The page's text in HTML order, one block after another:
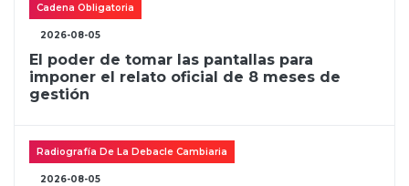
Cadena Obligatoria
2026-08-05
El poder de tomar las pantallas para
imponer el relato oficial de 8 meses de
gestión
Radiografía De La Debacle Cambiaria
2026-08-05